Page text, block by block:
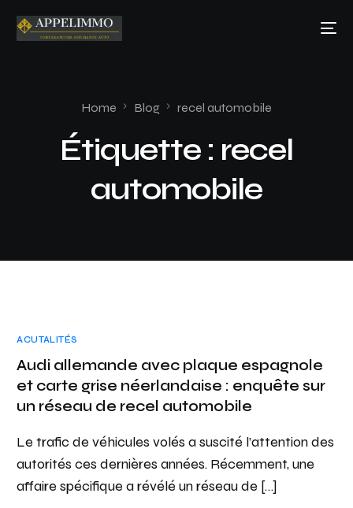
Home Blog recel automobile
Étiquette : recel
automobile
ACUTALITÉS
Audi allemande avec plaque espagnole
et carte grise néerlandaise : enquête sur
un réseau de recel automobile
Le trafic de véhicules volés a suscité l’attention des
autorités ces dernières années. Récemment, une
affaire spécifique a révélé un réseau de […]